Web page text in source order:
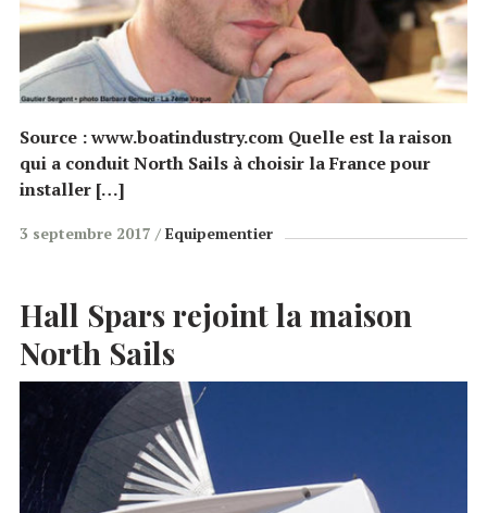
Source : www.boatindustry.com Quelle est la raison
qui a conduit North Sails à choisir la France pour
installer […]
3 septembre 2017 Equipementier
Hall Spars rejoint la maison
North Sails